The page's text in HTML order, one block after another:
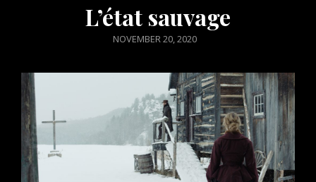
L’état sauvage
POSTED
NOVEMBER 20, 2020